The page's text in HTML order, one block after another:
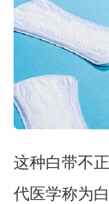
这种白带不
代医学称为白